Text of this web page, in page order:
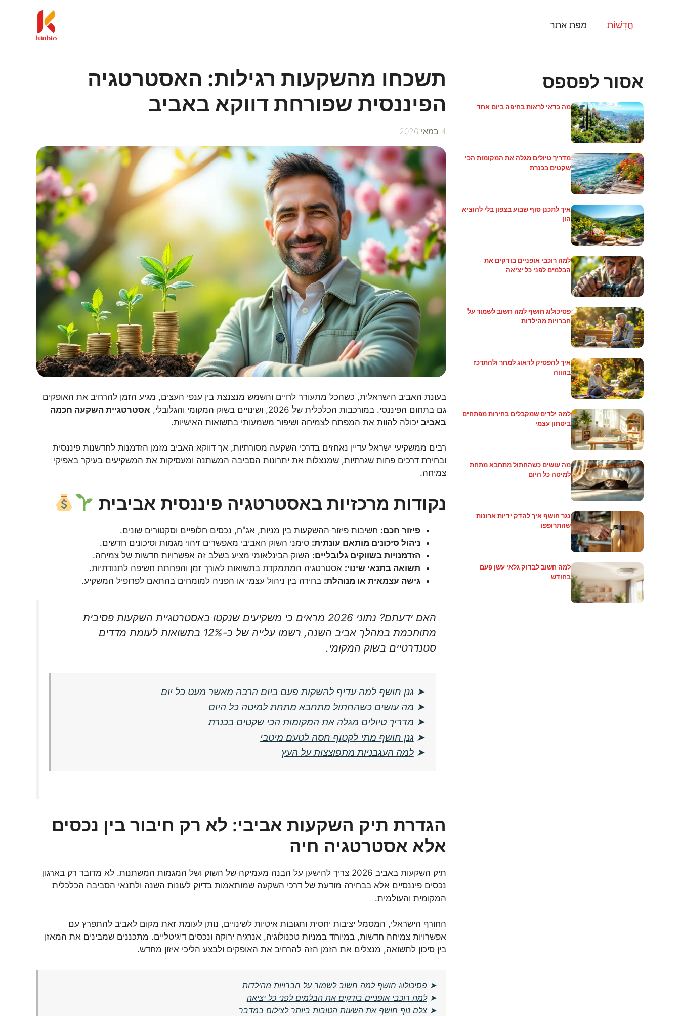
חֲדָשׁוֹת מפת אתר
תשכחו מהשקעות רגילות: האסטרטגיה
הפיננסית שפורחת דווקא באביב
4 במאי 2026
בעונת האביב הישראלית, כשהכל מתעורר לחיים והשמש מנצנצת בין ענפי העצים, מגיע הזמן להרחיב את האופקים
גם בתחום הפיננסי. במורכבות הכלכלית של 2026, ושינויים בשוק המקומי והגלובלי,
אסטרטגיית השקעה חכמה
באביב יכולה להוות את המפתח לצמיחה ושיפור משמעותי בתשואות האישיות.
רבים ממשקיעי ישראל עדיין נאחזים בדרכי השקעה מסורתיות, אך דווקא האביב מזמן הזדמנות לחדשנות פיננסית
ובחירת דרכים פחות שגרתיות, שמנצלות את יתרונות הסביבה המשתנה ומעסיקות את המשקיעים בעיקר באפיקי
צמיחה.
נקודות מרכזיות באסטרטגיה פיננסית אביבית
פיזור חכם: חשיבות פיזור ההשקעות בין מניות, אג"ח, נכסים חלופיים וסקטורים שונים.
ניהול סיכונים מותאם עונתית: סימני השוק האביבי מאפשרים זיהוי מגמות וסיכונים חדשים.
הזדמנויות בשווקים גלובליים: השוק הבינלאומי מציע בשלב זה אפשרויות חדשות של צמיחה.
תשואה בתנאי שינוי: אסטרטגיה המתמקדת בתשואות לאורך זמן והפחתת חשיפה לתנודתיות.
גישה עצמאית או מנוהלת: בחירה בין ניהול עצמי או הפניה למומחים בהתאם לפרופיל המשקיע.
האם ידעתם? נתוני 2026 מראים כי משקיעים שנקטו באסטרטגיית השקעות פסיבית
מתוחכמת במהלך אביב השנה, רשמו עלייה של כ-12% בתשואות לעומת מדדים
סטנדרטיים בשוק המקומי.
➤ גנן חושף למה עדיף להשקות פעם ביום הרבה מאשר מעט כל יום
➤ מה עושים כשהחתול מתחבא מתחת למיטה כל היום
➤ מדריך טיולים מגלה את המקומות הכי שקטים בכנרת
➤ גנן חושף מתי לקטוף חסה לטעם מיטבי
➤למה העגבניות מתפוצצות על העץ
הגדרת תיק השקעות אביבי: לא רק חיבור בין נכסים
אלא אסטרטגיה חיה
תיק השקעות באביב 2026 צריך להישען על הבנה מעמיקה של השוק ושל המגמות המשתנות. לא מדובר רק בארגון
נכסים פיננסיים אלא בבחירה מודעת של דרכי השקעה שמותאמות בדיוק לעונות השנה ולתנאי הסביבה הכלכלית
המקומית והעולמית.
החורף הישראלי, המסמל יציבות יחסית ותגובות איטיות לשינויים, נותן לעומת זאת מקום לאביב להתפרץ עם
אפשרויות צמיחה חדשות, במיוחד במניות טכנולוגיה, אנרגיה ירוקה ונכסים דיגיטליים. מתכננים שמבינים את המאזן
בין סיכון לתשואה, מנצלים את הזמן הזה להרחיב את האופקים ולבצע הליכי איזון מחדש.
➤פסיכולוג חושף למה חשוב לשמור על חברויות מהילדות
➤למה רוכבי אופניים בודקים את הבלמים לפני כל יציאה
➤צלם נוף חושף את השעות הטובות ביותר לצילום במדבר
אסור לפספס
מה כדאי לראות בחיפה ביום אחד
מדריך טיולים מגלה את המקומות הכי
שקטים בכנרת
איך לתכנן סוף שבוע בצפון בלי להוציא
הון
למה רוכבי אופניים בודקים את
הבלמים לפני כל יציאה
פסיכולוג חושף למה חשוב לשמור על
חברויות מהילדות
איך להפסיק לדאוג למחר ולהתרכז
בהווה
למה ילדים שמקבלים בחירות מפתחים
ביטחון עצמי
מה עושים כשהחתול מתחבא מתחת
למיטה כל היום
נגר חושף איך להדק ידיות ארונות
שהתרופפו
למה חשוב לבדוק גלאי עשן פעם
בחודש